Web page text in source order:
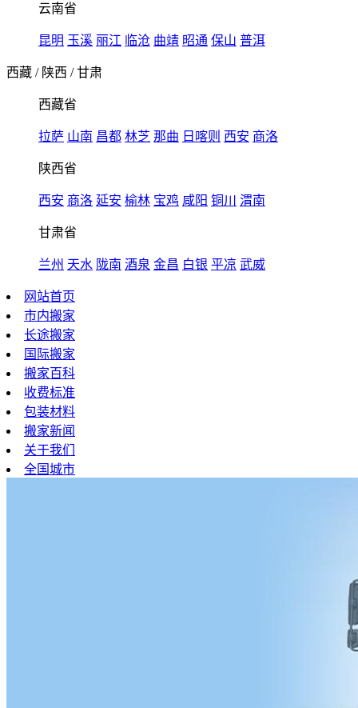
云南省
昆明 玉溪 丽江 临沧 曲靖 昭通 保山 普洱
西藏 / 陕西 /甘肃
西藏省
拉萨 山南 昌都 林芝 那曲 日喀则 西安 商洛
陕西省
西安 商洛 延安 榆林 宝鸡 咸阳 铜川 渭南
甘肃省
兰州 天水 陇南 酒泉 金昌 白银 平凉 武威
网站首页
市内搬家
长途搬家
国际搬家
搬家百科
收费标准
包装材料
搬家新闻
关于我们
全国城市